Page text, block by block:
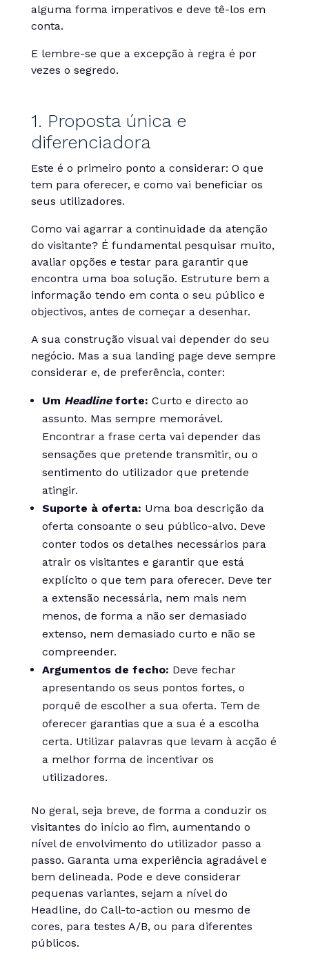
alguma forma imperativos e deve tê-los em
conta.
E lembre-se que a excepção à regra é por
vezes o segredo.
1. Proposta única e
diferenciadora
Este é o primeiro ponto a considerar: O que
tem para oferecer, e como vai beneficiar os
seus utilizadores.
Como vai agarrar a continuidade da atenção
do visitante? É fundamental pesquisar muito,
avaliar opções e testar para garantir que
encontra uma boa solução. Estruture bem a
informação tendo em conta o seu público e
objectivos, antes de começar a desenhar.
A sua construção visual vai depender do seu
negócio. Mas a sua landing page deve sempre
considerar e, de preferência, conter:
Um Headlineforte: Curto e directo ao
assunto. Mas sempre memorável.
Encontrar a frase certa vai depender das
sensações que pretende transmitir, ou o
sentimento do utilizador que pretende
atingir.
Suporte à oferta: Uma boa descrição da
oferta consoante o seu público-alvo. Deve
conter todos os detalhes necessários para
atrair os visitantes e garantir que está
explícito o que tem para oferecer. Deve ter
a extensão necessária, nem mais nem
menos, de forma a não ser demasiado
extenso, nem demasiado curto e não se
compreender.
Argumentos de fecho: Deve fechar
apresentando os seus pontos fortes, o
porquê de escolher a sua oferta. Tem de
oferecer garantias que a sua é a escolha
certa. Utilizar palavras que levam à acção é
a melhor forma de incentivar os
utilizadores.
No geral, seja breve, de forma a conduzir os
visitantes do início ao fim, aumentando o
nível de envolvimento do utilizador passo a
passo. Garanta uma experiência agradável e
bem delineada. Pode e deve considerar
pequenas variantes, sejam a nível do
Headline, do Call-to-action ou mesmo de
cores, para testes A/B, ou para diferentes
públicos.